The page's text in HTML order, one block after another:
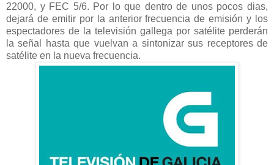
22000, y FEC 5/6. Por lo que dentro de unos pocos dias,
dejará de emitir por la anterior frecuencia de emisión y los
espectadores de la televisión gallega por satélite perderán
la señal hasta que vuelvan a sintonizar sus receptores de
satélite en la nueva frecuencia.